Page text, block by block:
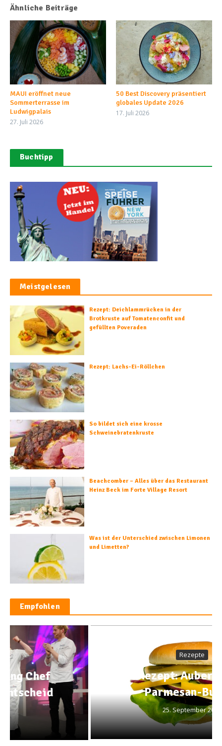
Ähnliche Beiträge
MAUI eröffnet neue
Sommerterrasse im
Ludwigpalais
27. Juli 2026
50 Best Discovery präsentiert
globales Update 2026
17. Juli 2026
Buchtipp
Meistgelesen
Rezept: Deichlammrücken in der
Brotkruste auf Tomatenconfit und
gefüllten Poveraden
Rezept: Lachs-Ei-Röllchen
So bildet sich eine krosse
Schweinebratenkruste
Beachcomber – Alles über das Restaurant
Heinz Beck im Forte Village Resort
Was ist der Unterschied zwischen Limonen
und Limetten?
Empfohlen
Rezept: Auberginen-
Parmesan-Burger
25. September 2013